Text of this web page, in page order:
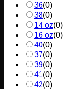
36(0)
38(0)
14 oz(0)
16 oz(0)
40(0)
37(0)
39(0)
41(0)
42(0)